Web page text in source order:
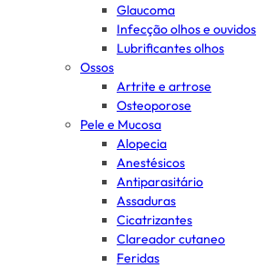
Glaucoma
Infecção olhos e ouvidos
Lubrificantes olhos
Ossos
Artrite e artrose
Osteoporose
Pele e Mucosa
Alopecia
Anestésicos
Antiparasitário
Assaduras
Cicatrizantes
Clareador cutaneo
Feridas